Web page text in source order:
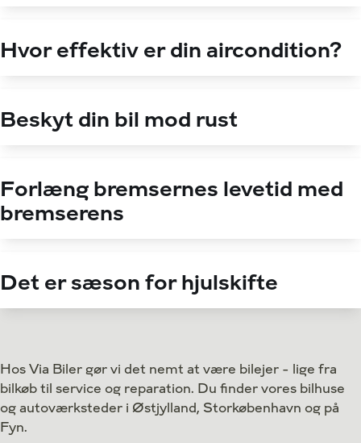
Hvor effektiv er din aircondition?
Beskyt din bil mod rust
Forlæng bremsernes levetid med
bremserens
Det er sæson for hjulskifte
Hos Via Biler gør vi det nemt at være bilejer - lige fra
bilkøb til service og reparation. Du finder vores bilhuse
og autoværksteder i Østjylland, Storkøbenhavn og på
Fyn.